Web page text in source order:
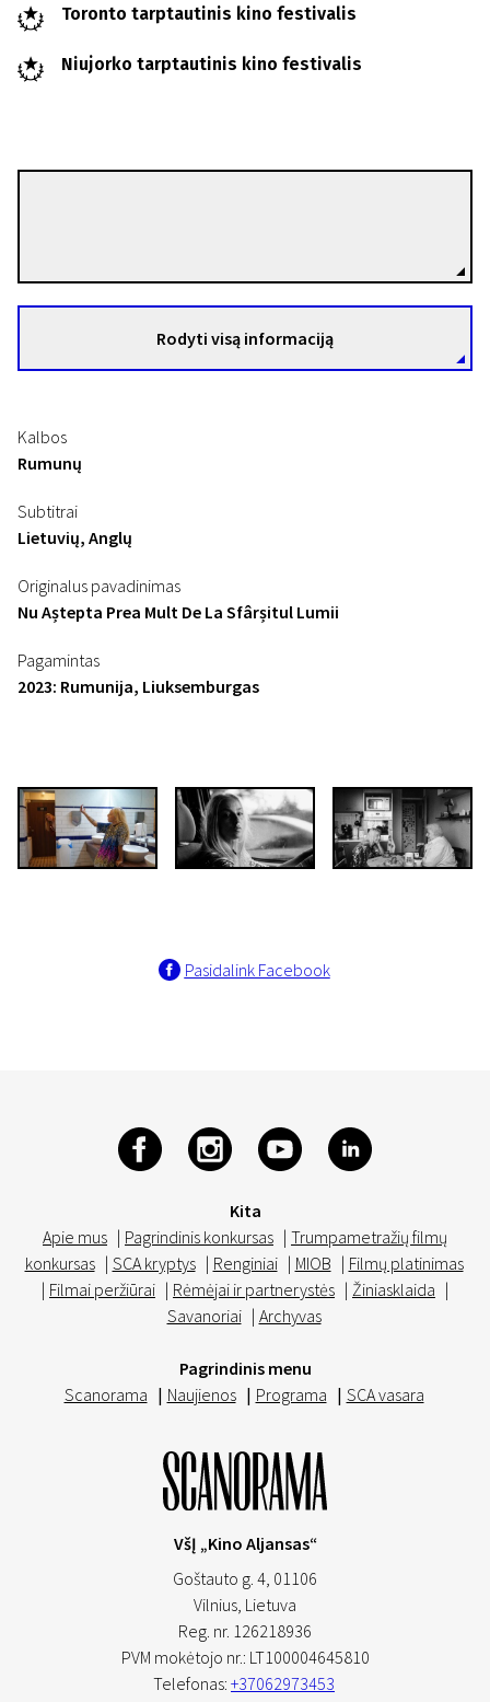
Toronto tarptautinis kino festivalis
Niujorko tarptautinis kino festivalis
Rodyti visą informaciją
Kalbos
Rumunų
Subtitrai
Lietuvių, Anglų
Originalus pavadinimas
Nu Aștepta Prea Mult De La Sfârșitul Lumii
Pagamintas
2023: Rumunija, Liuksemburgas
Pasidalink Facebook
Kita
Apie mus | Pagrindinis konkursas | Trumpametražių filmų
konkursas | SCA kryptys | Renginiai | MIOB | Filmų platinimas
| Filmai peržiūrai | Rėmėjai ir partnerystės | Žiniasklaida |
Savanoriai | Archyvas
Pagrindinis menu
Scanorama | Naujienos | Programa | SCA vasara
VšĮ „Kino Aljansas“
Goštauto g. 4, 01106
Vilnius, Lietuva
Reg. nr. 126218936
PVM mokėtojo nr.: LT100004645810
Telefonas: +37062973453